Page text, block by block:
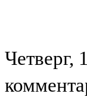
Четверг,